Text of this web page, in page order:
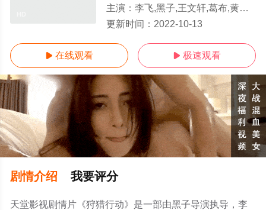
主演： 李飞,黑子,王文轩,葛布,黄垲翔,杨俊超,杨子骅,何达,晋松,洪卫,郎峰,郝率,张璐瑶
更新时间： 2022-10-13
 在线观看  极速观看
剧情介绍 我要评分
天堂影视剧情片《狩猎行动》是一部由黑子导演执导，李